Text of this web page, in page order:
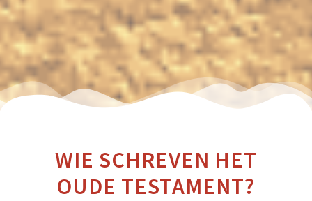
WIE SCHREVEN HET
OUDE TESTAMENT?